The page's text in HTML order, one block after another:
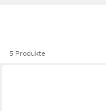
5 Produkte